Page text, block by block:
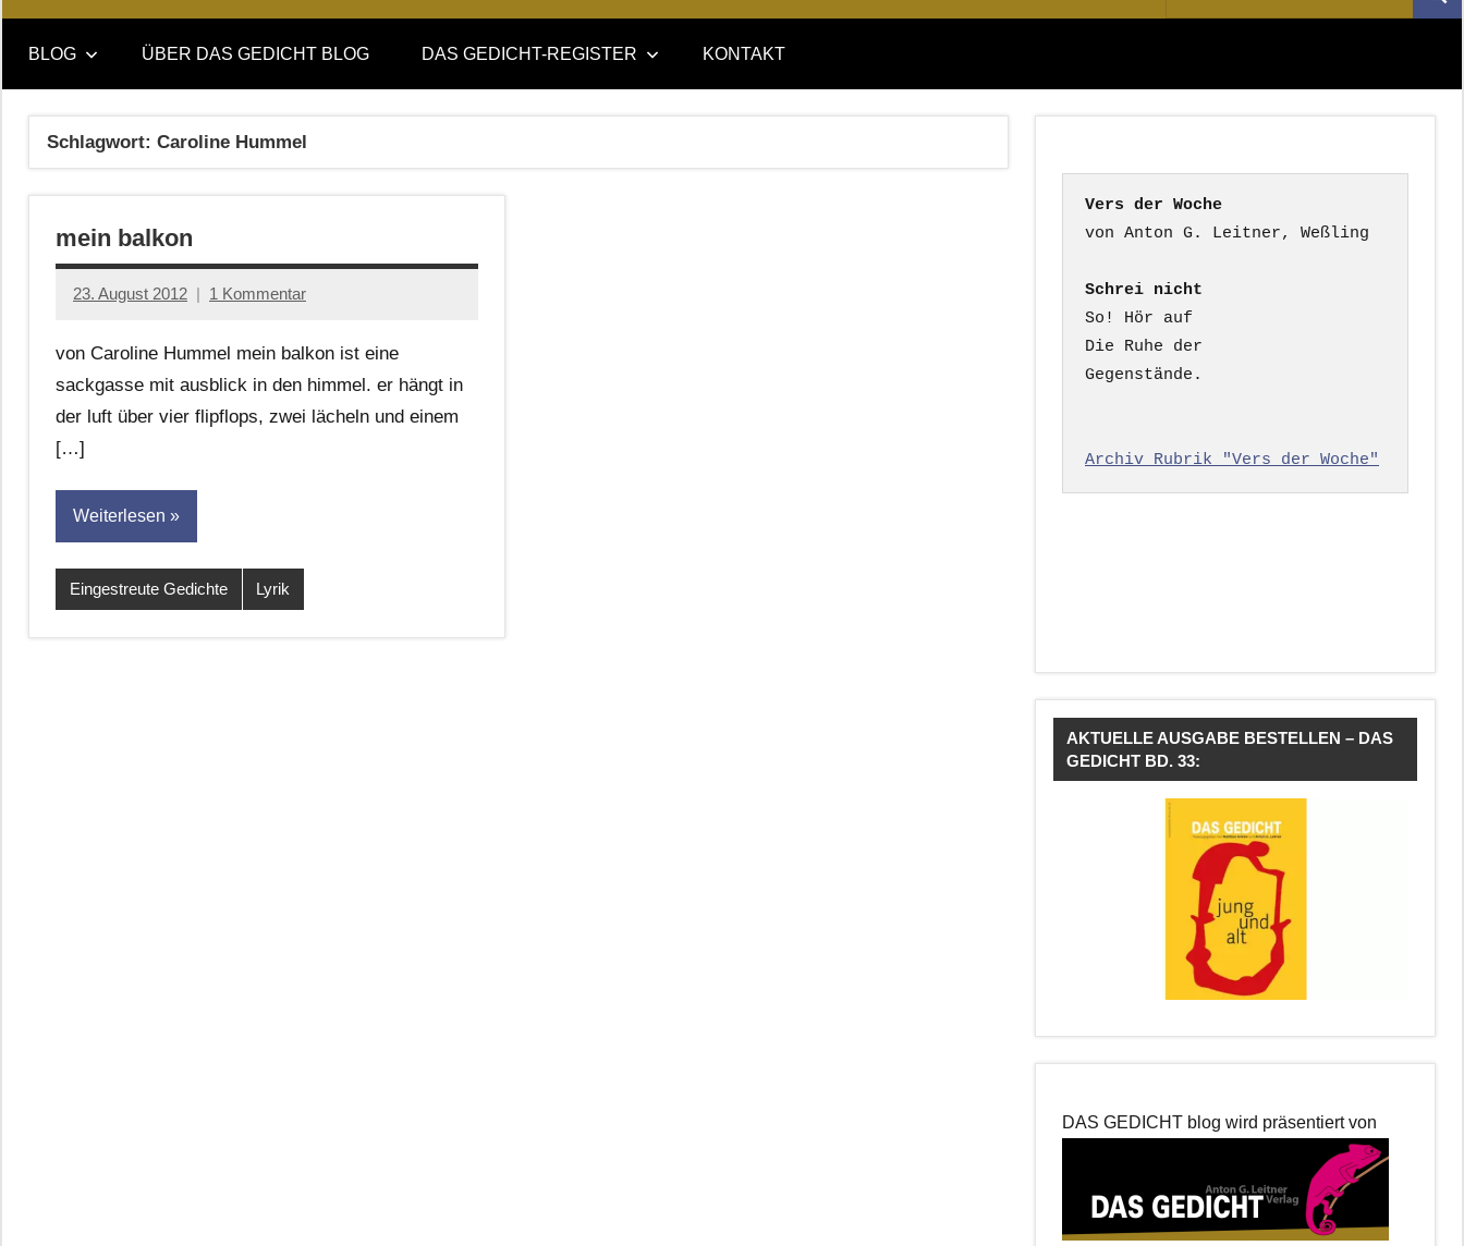
DAS
GEDICHT
blog
DAS
GEDICHT.
Zeitschrift
nach:
BLOG ÜBER DAS GEDICHT BLOG DAS GEDICHT-REGISTER KONTAKT
Schlagwort: Caroline Hummel
mein balkon
23. August 2012
Anton
Leitner
1 Kommentar
von Caroline Hummel mein balkon ist eine
sackgasse mit ausblick in den himmel. er hängt in
der luft über vier flipflops, zwei lächeln und einem
[…]
Weiterlesen
Eingestreute Gedichte Lyrik
Vers der Woche
Schrei nicht
So! Hör auf
Die Ruhe der
Gegenstände.
Archiv Rubrik "Vers der Woche"
AKTUELLE AUSGABE BESTELLEN – DAS
GEDICHT BD. 33:
DAS GEDICHT blog wird präsentiert von